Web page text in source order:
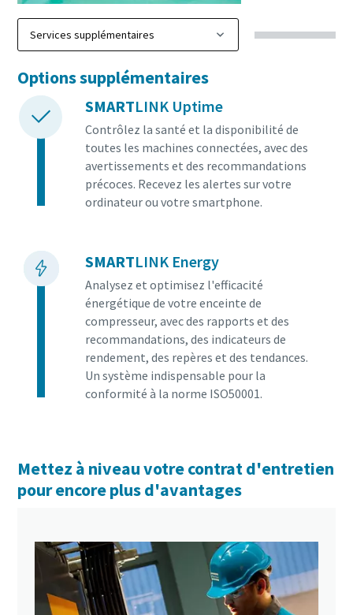
Options supplémentaires
SMARTLINK Uptime
Contrôlez la santé et la disponibilité de
toutes les machines connectées, avec des
avertissements et des recommandations
précoces. Recevez les alertes sur votre
ordinateur ou votre smartphone.
SMARTLINK Energy
Analysez et optimisez l'efficacité
énergétique de votre enceinte de
compresseur, avec des rapports et des
recommandations, des indicateurs de
rendement, des repères et des tendances.
Un système indispensable pour la
conformité à la norme ISO50001.
Mettez à niveau votre contrat d'entretien
pour encore plus d'avantages